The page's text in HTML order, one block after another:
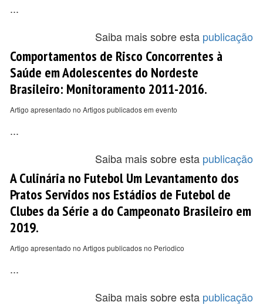
...
Saiba mais sobre esta publicação
Comportamentos de Risco Concorrentes à
Saúde em Adolescentes do Nordeste
Brasileiro: Monitoramento 2011-2016.
Artigo apresentado no Artigos publicados em evento
...
Saiba mais sobre esta publicação
A Culinária no Futebol Um Levantamento dos
Pratos Servidos nos Estádios de Futebol de
Clubes da Série a do Campeonato Brasileiro em
2019.
Artigo apresentado no Artigos publicados no Periodico
...
Saiba mais sobre esta publicação